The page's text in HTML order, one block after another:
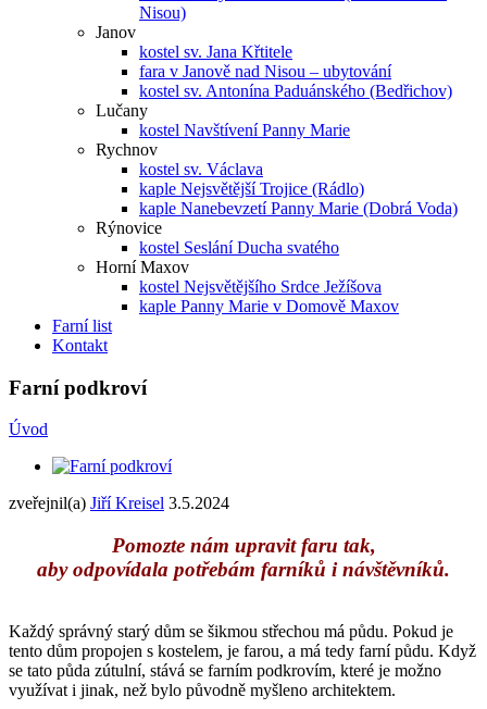
Nisou)
Janov
kostel sv. Jana Křtitele
fara v Janově nad Nisou – ubytování
kostel sv. Antonína Paduánského (Bedřichov)
Lučany
kostel Navštívení Panny Marie
Rychnov
kostel sv. Václava
kaple Nejsvětější Trojice (Rádlo)
kaple Nanebevzetí Panny Marie (Dobrá Voda)
Rýnovice
kostel Seslání Ducha svatého
Horní Maxov
kostel Nejsvětějšího Srdce Ježíšova
kaple Panny Marie v Domově Maxov
Farní list
Kontakt
Farní podkroví
Úvod
zveřejnil(a) Jiří Kreisel 3.5.2024
Pomozte nám upravit faru tak,
aby odpovídala potřebám farníků i návštěvníků.
Každý správný starý dům se šikmou střechou má půdu. Pokud je
tento dům propojen s kostelem, je farou, a má tedy farní půdu. Když
se tato půda zútulní, stává se farním podkrovím, které je možno
využívat i jinak, než bylo původně myšleno architektem.